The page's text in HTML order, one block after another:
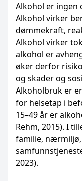
Alkohol er ingen
Alkohol virker
dømmekraft,
Alkohol virker
alkohol er
øker derfor
og skader og
Alkoholbruk er
for helsetap i
15–49 år er
Rehm, 2015). I
familie,
2023).